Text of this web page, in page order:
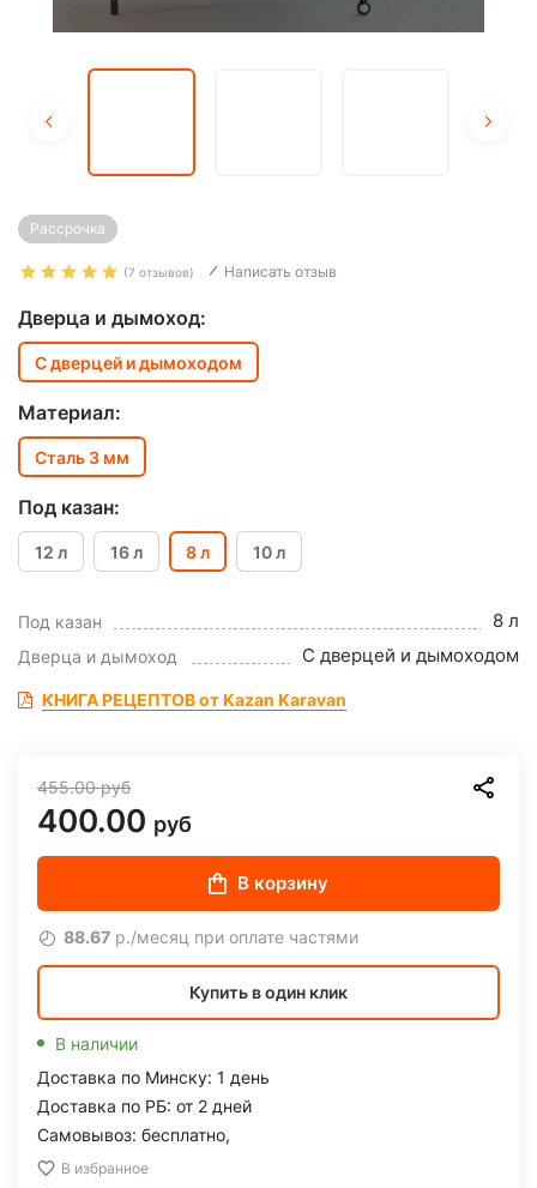
Рассрочка
(7 отзывов) Написать отзыв
Дверца и дымоход:
С дверцей и дымоходом
Материал:
Сталь 3 мм
Под казан:
12 л 16 л 8 л 10 л
Под казан 8 л
Дверца и дымоход С дверцей и дымоходом
КНИГА РЕЦЕПТОВ от Kazan Karavan
455.00руб
400.00 руб
В корзину
88.67 р./месяц при оплате частями
Купить в один клик
В наличии
Доставка по Минску: 1 день
Доставка по РБ: от 2 дней
Самовывоз: бесплатно,
В избранное